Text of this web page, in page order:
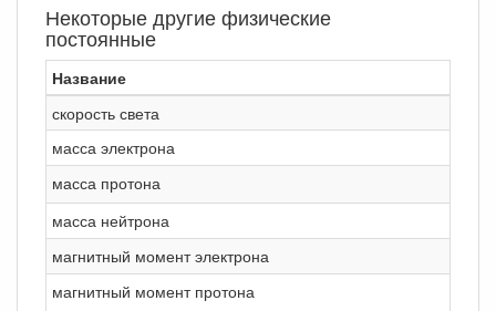
Некоторые другие физические
постоянные
Название
скорость света
масса электрона
масса протона
масса нейтрона
магнитный момент электрона
магнитный момент протона